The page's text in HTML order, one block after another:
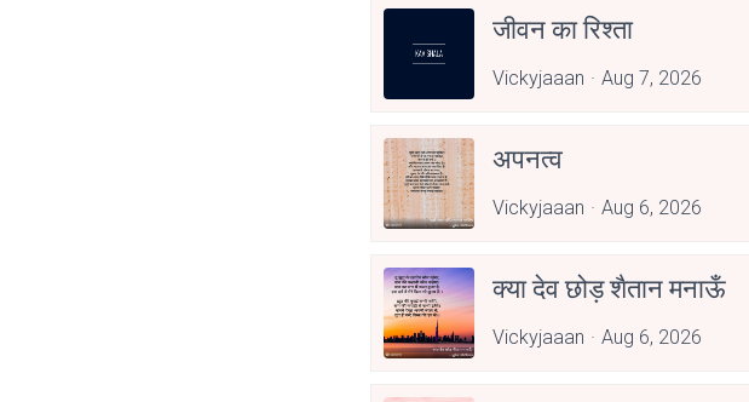
जीवन का रिश्ता
Vickyjaaan Aug 7, 2026
अपनत्व
Vickyjaaan Aug 6, 2026
क्या देव छोड़ शैतान मनाऊँ
Vickyjaaan Aug 6, 2026